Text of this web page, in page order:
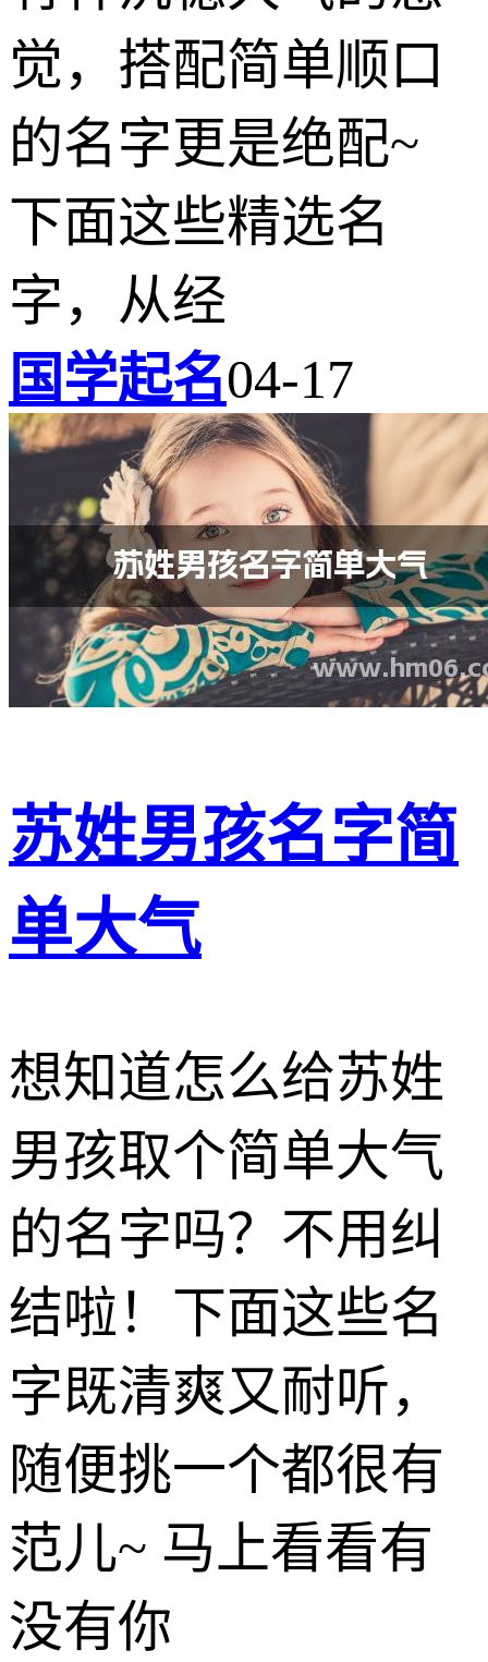
觉，搭配简单顺口
的名字更是绝配~
下面这些精选名
字，从经
国学起名04-17
苏姓男孩名字简
单大气
想知道怎么给苏姓
男孩取个简单大气
的名字吗？不用纠
结啦！下面这些名
字既清爽又耐听，
随便挑一个都很有
范儿~ 马上看看有
没有你